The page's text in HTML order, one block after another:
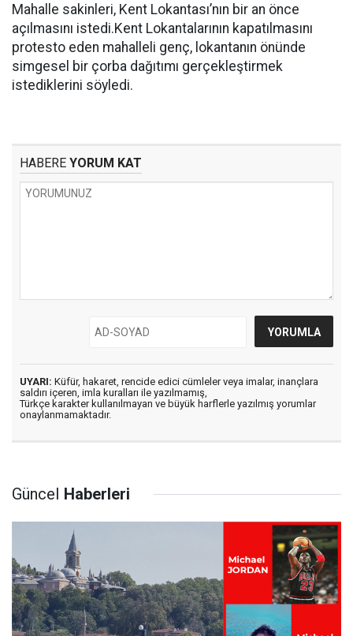
Mahalle sakinleri, Kent Lokantası’nın bir an önce
açılmasını istedi.Kent Lokantalarının kapatılmasını
protesto eden mahalleli genç, lokantanın önünde
simgesel bir çorba dağıtımı gerçekleştirmek
istediklerini söyledi.
HABERE YORUM KAT
UYARI: Küfür, hakaret, rencide edici cümleler veya imalar, inançlara
saldırı içeren, imla kuralları ile yazılmamış,
Türkçe karakter kullanılmayan ve büyük harflerle yazılmış yorumlar
onaylanmamaktadır.
Güncel Haberleri